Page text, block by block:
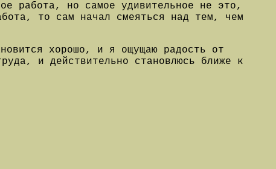
работа, но самое удивительное не это,
то сам начал смеяться над тем, чем
хорошо, и я ощущаю радость от
и действительно становлюсь ближе к